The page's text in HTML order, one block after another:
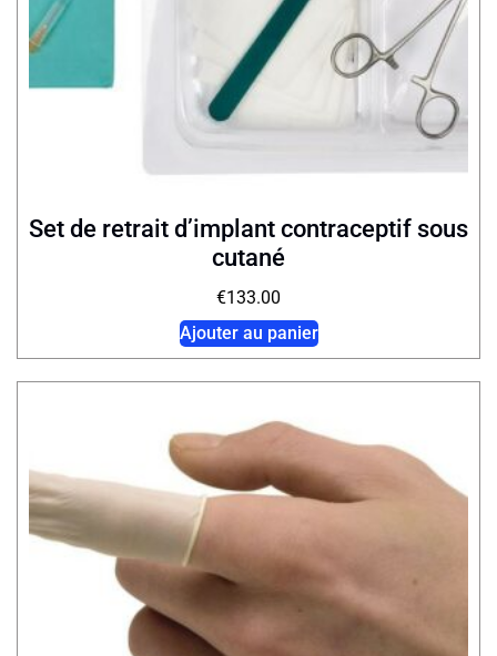
Set de retrait d’implant contraceptif sous
cutané
€133.00
Ajouter au panier